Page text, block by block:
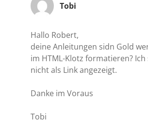
Tobi
Hallo Robert,
deine Anleitungen sidn Gold
im HTML-Klotz formatieren?
nicht als Link angezeigt.
Danke im Voraus
Tobi